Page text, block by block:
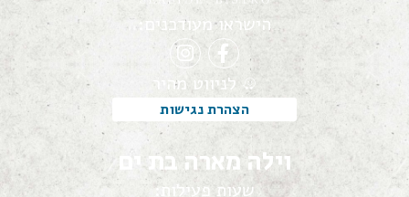
וילה מארה בת ים
שעות פעילות:
הישראו מעודכנים:
לניווט מהיר
הצהרת נגישות